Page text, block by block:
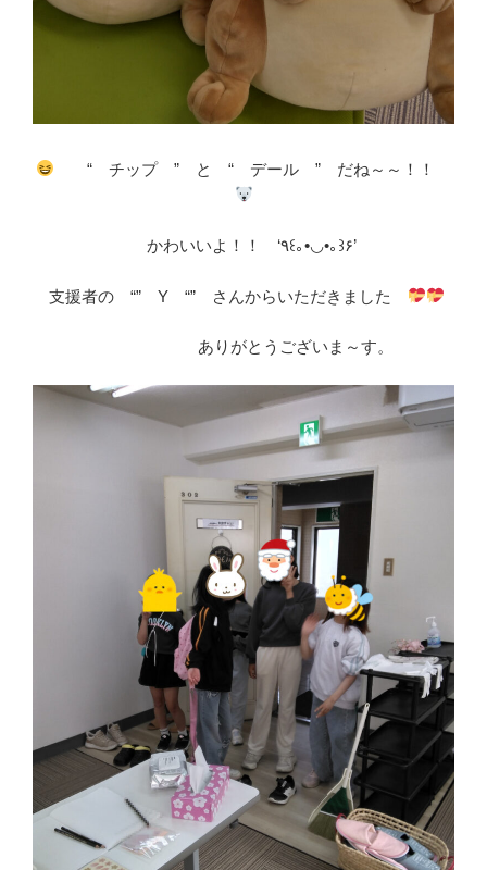
“ チップ ” と “ デール ” だね～～！！
かわいいよ！！ ‘٩꒰｡•◡•｡꒱۶’
支援者の “” Y “” さんからいただきました
ありがとうございま～す。